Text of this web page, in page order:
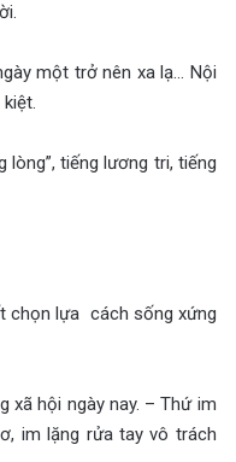
một trở nên xa lạ… Nội
tiếng lương tri, tiếng
chọn lựa cách sống xứng
xã hội ngày nay. – Thứ im
im lặng rửa tay vô trách